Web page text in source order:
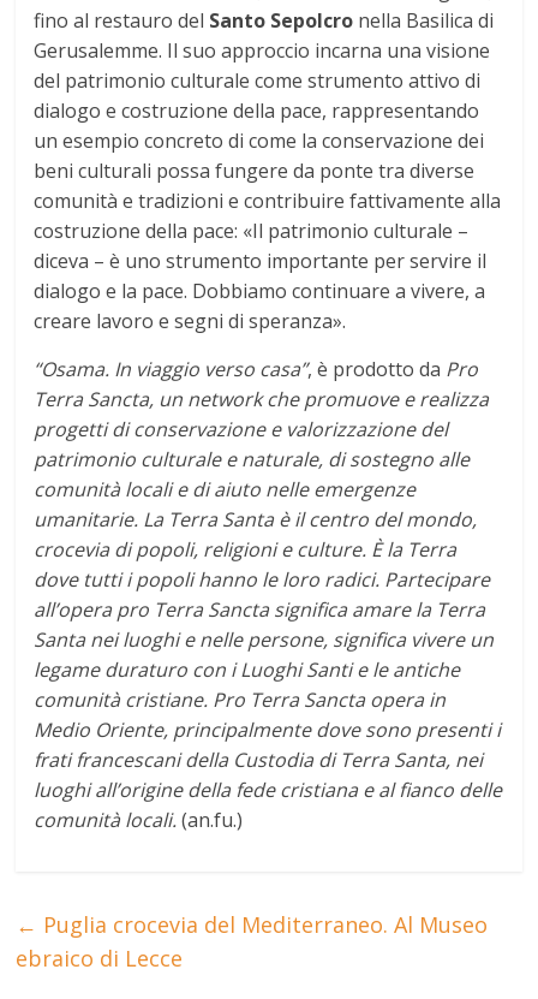
fino al restauro del Santo Sepolcro nella Basilica di
Gerusalemme. Il suo approccio incarna una visione
del patrimonio culturale come strumento attivo di
dialogo e costruzione della pace, rappresentando
un esempio concreto di come la conservazione dei
beni culturali possa fungere da ponte tra diverse
comunità e tradizioni e contribuire fattivamente alla
costruzione della pace: «Il patrimonio culturale –
diceva – è uno strumento importante per servire il
dialogo e la pace. Dobbiamo continuare a vivere, a
creare lavoro e segni di speranza».
“Osama. In viaggio verso casa”, è prodotto da Pro
Terra Sancta, un network che promuove e realizza
progetti di conservazione e valorizzazione del
patrimonio culturale e naturale, di sostegno alle
comunità locali e di aiuto nelle emergenze
umanitarie. La Terra Santa è il centro del mondo,
crocevia di popoli, religioni e culture. È la Terra
dove tutti i popoli hanno le loro radici. Partecipare
all’opera pro Terra Sancta significa amare la Terra
Santa nei luoghi e nelle persone, significa vivere un
legame duraturo con i Luoghi Santi e le antiche
comunità cristiane. Pro Terra Sancta opera in
Medio Oriente, principalmente dove sono presenti i
frati francescani della Custodia di Terra Santa, nei
luoghi all’origine della fede cristiana e al fianco delle
comunità locali.(an.fu.)
← Puglia crocevia del Mediterraneo. Al Museo
ebraico di Lecce